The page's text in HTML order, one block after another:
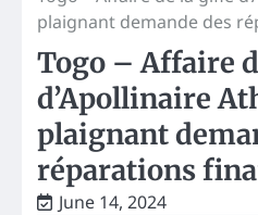
plaignant demande des
Togo – Affaire
d’Apollinaire
plaignant
réparations
June 14, 2024